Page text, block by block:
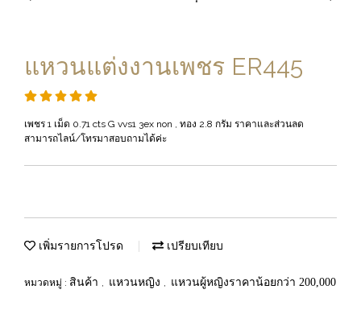
แหวนแต่งงานเพชร ER445
เพชร 1 เม็ด 0.71 cts G vvs1 3ex non , ทอง 2.8 กรัม ราคาและส่วนลด
สามารถไลน์/โทรมาสอบถามได้ค่ะ
เพิ่มรายการโปรด เปรียบเทียบ
หมวดหมู่ : สินค้า , แหวนหญิง , แหวนผู้หญิงราคาน้อยกว่า 200,000